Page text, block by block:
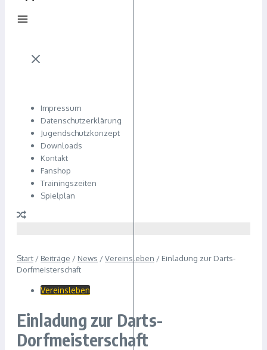
Impressum
Datenschutzerklärung
Jugendschutzkonzept
Downloads
Kontakt
Fanshop
Trainingszeiten
Spielplan
Start / Beiträge / News /Vereinsleben / Einladung zur Darts-
Dorfmeisterschaft
Vereinsleben
Einladung zur Darts-
Dorfmeisterschaft